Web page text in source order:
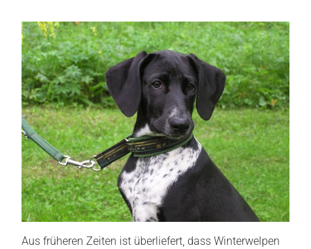
Aus früheren Zeiten ist überliefert, dass Winterwelpen